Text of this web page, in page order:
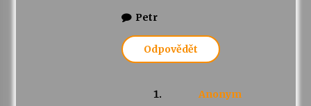
Petr
Odpovědět
Anonym